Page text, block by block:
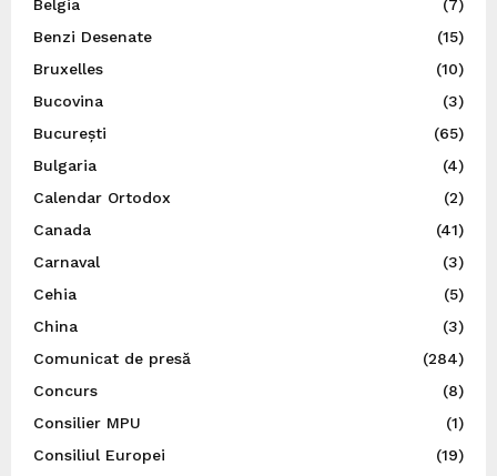
Belgia
(7)
Benzi Desenate
(15)
Bruxelles
(10)
Bucovina
(3)
București
(65)
Bulgaria
(4)
Calendar Ortodox
(2)
Canada
(41)
Carnaval
(3)
Cehia
(5)
China
(3)
Comunicat de presă
(284)
Concurs
(8)
Consilier MPU
(1)
Consiliul Europei
(19)